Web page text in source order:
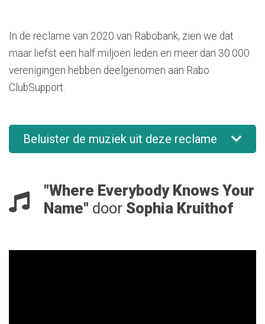
In de reclame van 2020 van Rabobank, zien we dat
maar liefst een half miljoen leden en meer dan 30.000
verenigingen hebben deelgenomen aan Rabo
ClubSupport.
Beluister de muziek uit deze reclame
"Where Everybody Knows Your
Name" door Sophia Kruithof